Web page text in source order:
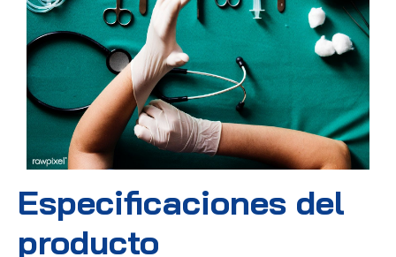
Especificaciones del
producto